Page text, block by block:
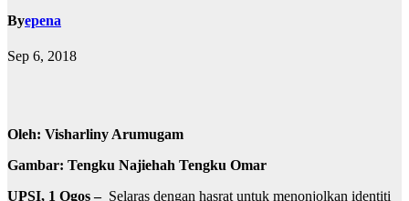
Byepena
Sep 6, 2018
Oleh: Visharliny Arumugam
Gambar: Tengku Najiehah Tengku Omar
UPSI, 1 Ogos – Selaras dengan hasrat untuk menonjolkan identiti